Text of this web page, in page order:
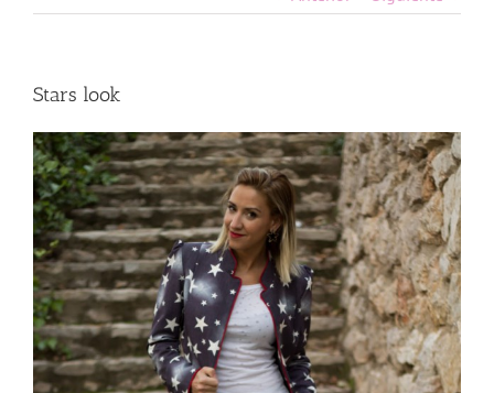
Stars look